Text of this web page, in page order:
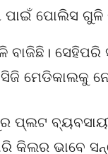
ପୋଲିସ ଗୁଳି
ମେଡିକାଲକୁ
ପ୍ଲଟ
କିଲର ଭାବେ